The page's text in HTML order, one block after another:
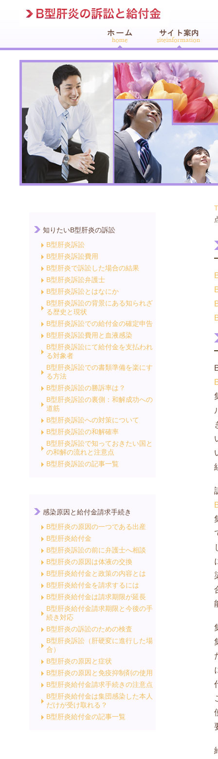
知りたいB型肝炎の訴訟
B型肝炎訴訟
B型肝炎訴訟費用
B型肝炎で訴訟した場合の結果
B型肝炎訴訟弁護士
B型肝炎訴訟とはなにか
B型肝炎訴訟の背景にある知られざ
る歴史と現状
B型肝炎訴訟での給付金の確定申告
B型肝炎訴訟費用と血液感染
B型肝炎訴訟にて給付金を支払われ
る対象者
B型肝炎訴訟での書類準備を楽にす
る方法
B型肝炎訴訟の勝訴率は？
B型肝炎訴訟の裏側：和解成功への
道筋
B型肝炎訴訟への対策について
B型肝炎訴訟の和解確率
B型肝炎訴訟で知っておきたい国と
の和解の流れと注意点
B型肝炎訴訟の記事一覧
感染原因と給付金請求手続き
B型肝炎の原因の一つである出産
B型肝炎給付金
B型肝炎訴訟の前に弁護士へ相談
B型肝炎の原因は体液の交換
B型肝炎給付金と政策の内容とは
B型肝炎給付金を請求するには
B型肝炎給付金は請求期限が延長
B型肝炎給付金請求期限と今後の手
続き対応
B型肝炎の訴訟のための検査
B型肝炎訴訟（肝硬変に進行した場
合）
B型肝炎の原因と症状
B型肝炎の原因と免疫抑制剤の使用
B型肝炎給付金請求手続きの注意点
B型肝炎給付金は集団感染した本人
だけが受け取れる？
B型肝炎給付金の記事一覧